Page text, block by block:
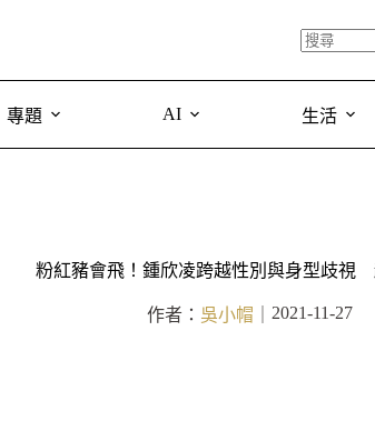
專題 AI 生活
粉紅豬會飛！鍾欣凌跨越性別與身型歧視
作者： 吳小帽 2021-11-27